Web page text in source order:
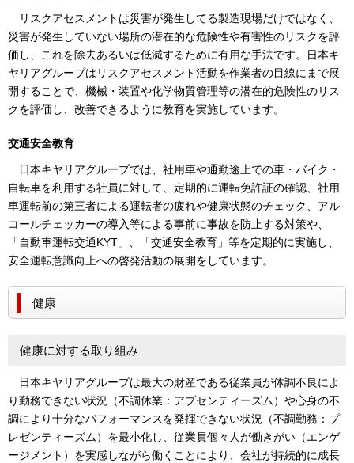
リスクアセスメントは災害が発生してる製造現場だけではなく、
災害が発生していない場所の潜在的な危険性や有害性のリスクを評
価し、これを除去あるいは低減するために有用な手法です。日本キ
ヤリアグループはリスクアセスメント活動を作業者の目線にまで展
開することで、機械・装置や化学物質管理等の潜在的危険性のリス
クを評価し、改善できるように教育を実施しています。
交通安全教育
日本キヤリアグループでは、社用車や通勤途上での車・バイク・
自転車を利用する社員に対して、定期的に運転免許証の確認、社用
車運転前の第三者による運転者の疲れや健康状態のチェック、アル
コールチェッカーの導入等による事前に事故を防止する対策や、
「自動車運転交通KYT」、「交通安全教育」等を定期的に実施し、
安全運転意識向上への啓発活動の展開をしています。
健康
健康に対する取り組み
日本キヤリアグループは最大の財産である従業員が体調不良によ
り勤務できない状況（不調休業：アブセンティーズム）や心身の不
調により十分なパフォーマンスを発揮できない状況（不調勤務：プ
レゼンティーズム）を最小化し、従業員個々人が働きがい（エンゲ
ージメント）を実感しながら働くことにより、会社が持続的に成長